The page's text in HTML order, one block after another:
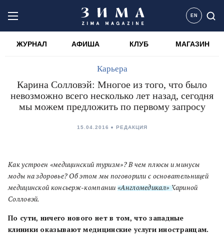
EN
ЖУРНАЛ АФИША КЛУБ МАГАЗИН
Карьера
Карина Солловэй: Многое из того, что было
невозможно всего несколько лет назад, сегодня
мы можем предложить по первому запросу
15.04.2016 РЕДАКЦИЯ
Как устроен «медицинский туризм»? В чем плюсы и минусы
моды на здоровье? Об этом мы поговорили с основательницей
медицинской консьерж-компании «Англомедикал»Кариной
Солловэй.
По сути, ничего нового нет в том, что западные
клиники оказывают медицинские услуги иностранцам.